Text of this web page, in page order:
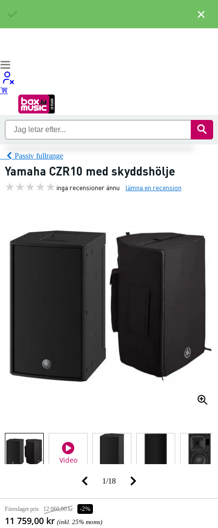
Passiv fullrange
Yamaha CZR10 med skyddshölje
inga recensioner ännu lämna en recension
Video
1/18
Föreslaget pris 12 060,00 kr -2%
11 759,00 kr (inkl. 25% moms)
×